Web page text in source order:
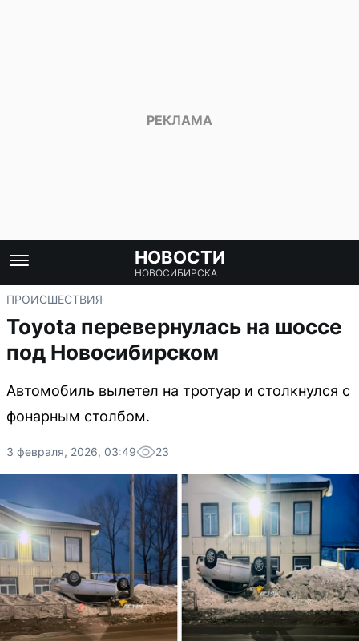
НОВОСТИ
НОВОСИБИРСКА
ПРОИСШЕСТВИЯ
Toyota перевернулась на шоссе
под Новосибирском
Автомобиль вылетел на тротуар и столкнулся с
фонарным столбом.
3 февраля, 2026, 03:49 23